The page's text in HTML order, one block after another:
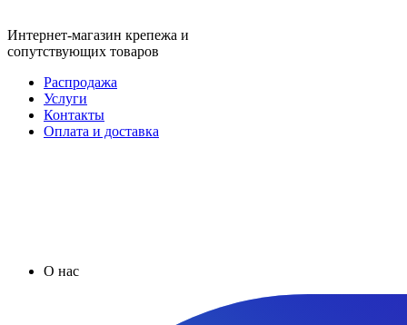
Интернет-магазин крепежа и
сопутствующих товаров
Распродажа
Услуги
Контакты
Оплата и доставка
О нас